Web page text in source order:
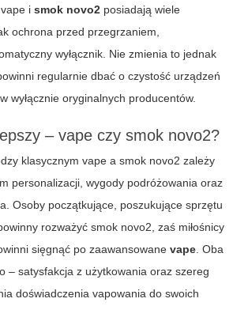
vape i smok novo2 posiadają wiele
ochrona przed przegrzaniem,
wyłącznik. Nie zmienia to jednak
regularnie dbać o czystość urządzeń
wyłącznie oryginalnych producentów.
– vape czy smok novo2?
klasycznym vape a smok novo2 zależy
personalizacji, wygody podróżowania oraz
Osoby początkujące, poszukujące sprzętu
rozważyć smok novo2, zaś miłośnicy
sięgnąć po zaawansowane vape. Oba
– satysfakcja z użytkowania oraz szereg
doświadczenia vapowania do swoich